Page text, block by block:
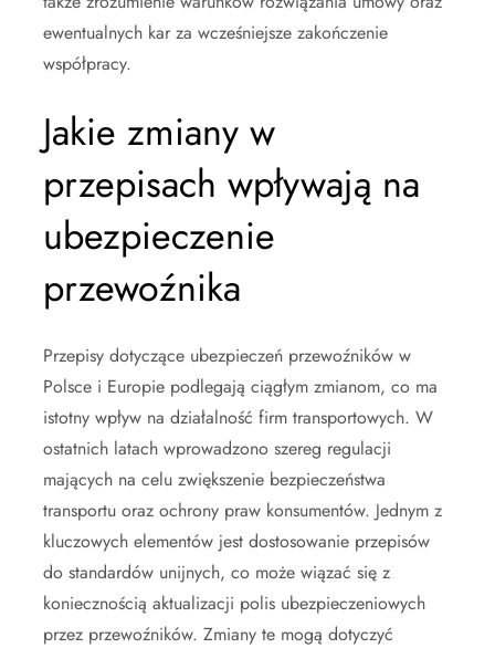
ewentualnych kar za wcześniejsze zakończenie
współpracy.
Jakie zmiany w
przepisach wpływają na
ubezpieczenie
przewoźnika
Przepisy dotyczące ubezpieczeń przewoźników w
Polsce i Europie podlegają ciągłym zmianom, co ma
istotny wpływ na działalność firm transportowych. W
ostatnich latach wprowadzono szereg regulacji
mających na celu zwiększenie bezpieczeństwa
transportu oraz ochrony praw konsumentów. Jednym z
kluczowych elementów jest dostosowanie przepisów
do standardów unijnych, co może wiązać się z
koniecznością aktualizacji polis ubezpieczeniowych
przez przewoźników. Zmiany te mogą dotyczyć